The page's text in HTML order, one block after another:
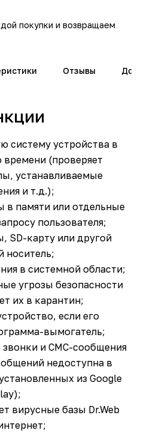
покупки и возвращаем
Отзывы
систему устройства в
(проверяет
устанавливаемые
и т.д.);
в памяти или отдельные
пользователя;
SD-карту или другой
носитель;
в системной области;
угрозы безопасности
их в карантин;
если его
вымогатель;
и СМС-сообщения
недоступна в
из Google
вирусные базы Dr.Web